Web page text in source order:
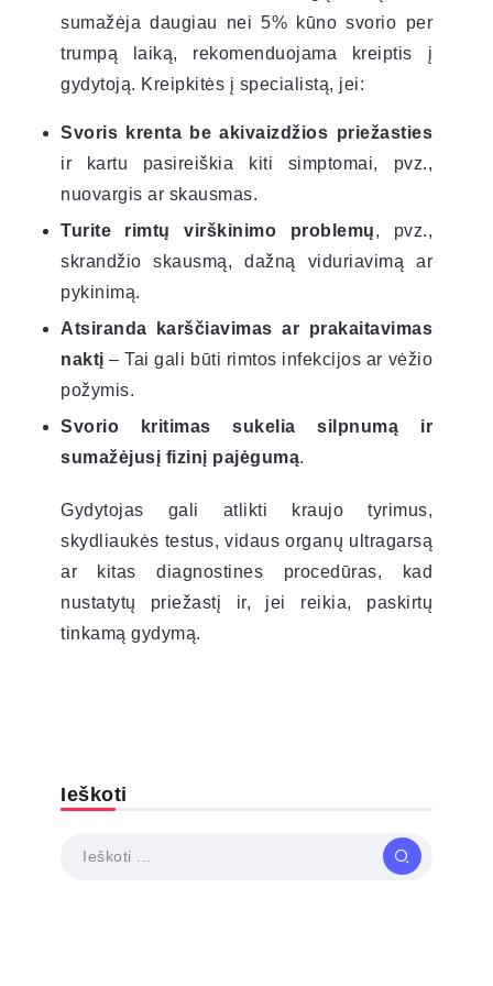
sumažėja daugiau nei 5% kūno svorio per
trumpą laiką, rekomenduojama kreiptis į
gydytoją. Kreipkitės į specialistą, jei:
Svoris krenta be akivaizdžios priežasties
ir kartu pasireiškia kiti simptomai, pvz.,
nuovargis ar skausmas.
Turite rimtų virškinimo problemų, pvz.,
skrandžio skausmą, dažną viduriavimą ar
pykinimą.
Atsiranda karščiavimas ar prakaitavimas
naktį – Tai gali būti rimtos infekcijos ar vėžio
požymis.
Svorio kritimas sukelia silpnumą ir
sumažėjusį fizinį pajėgumą.
Gydytojas gali atlikti kraujo tyrimus,
skydliaukės testus, vidaus organų ultragarsą
ar kitas diagnostines procedūras, kad
nustatytų priežastį ir, jei reikia, paskirtų
tinkamą gydymą.
Ieškoti